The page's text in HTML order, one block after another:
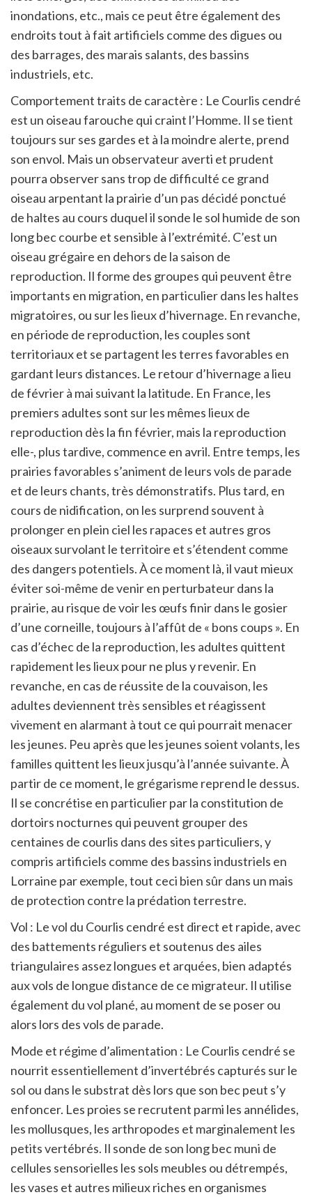
inondations, etc., mais ce peut être également des
endroits tout à fait artificiels comme des digues ou
des barrages, des marais salants, des bassins
industriels, etc.
Comportement traits de caractère : Le Courlis cendré
est un oiseau farouche qui craint l’Homme. Il se tient
toujours sur ses gardes et à la moindre alerte, prend
son envol. Mais un observateur averti et prudent
pourra observer sans trop de difficulté ce grand
oiseau arpentant la prairie d’un pas décidé ponctué
de haltes au cours duquel il sonde le sol humide de son
long bec courbe et sensible à l’extrémité. C’est un
oiseau grégaire en dehors de la saison de
reproduction. Il forme des groupes qui peuvent être
importants en migration, en particulier dans les haltes
migratoires, ou sur les lieux d’hivernage. En revanche,
en période de reproduction, les couples sont
territoriaux et se partagent les terres favorables en
gardant leurs distances. Le retour d’hivernage a lieu
de février à mai suivant la latitude. En France, les
premiers adultes sont sur les mêmes lieux de
reproduction dès la fin février, mais la reproduction
elle-, plus tardive, commence en avril. Entre temps, les
prairies favorables s’animent de leurs vols de parade
et de leurs chants, très démonstratifs. Plus tard, en
cours de nidification, on les surprend souvent à
prolonger en plein ciel les rapaces et autres gros
oiseaux survolant le territoire et s’étendent comme
des dangers potentiels. À ce moment là, il vaut mieux
éviter soi-même de venir en perturbateur dans la
prairie, au risque de voir les œufs finir dans le gosier
d’une corneille, toujours à l’affût de « bons coups ». En
cas d’échec de la reproduction, les adultes quittent
rapidement les lieux pour ne plus y revenir. En
revanche, en cas de réussite de la couvaison, les
adultes deviennent très sensibles et réagissent
vivement en alarmant à tout ce qui pourrait menacer
les jeunes. Peu après que les jeunes soient volants, les
familles quittent les lieux jusqu’à l’année suivante. À
partir de ce moment, le grégarisme reprend le dessus.
Il se concrétise en particulier par la constitution de
dortoirs nocturnes qui peuvent grouper des
centaines de courlis dans des sites particuliers, y
compris artificiels comme des bassins industriels en
Lorraine par exemple, tout ceci bien sûr dans un mais
de protection contre la prédation terrestre.
Vol : Le vol du Courlis cendré est direct et rapide, avec
des battements réguliers et soutenus des ailes
triangulaires assez longues et arquées, bien adaptés
aux vols de longue distance de ce migrateur. Il utilise
également du vol plané, au moment de se poser ou
alors lors des vols de parade.
Mode et régime d’alimentation : Le Courlis cendré se
nourrit essentiellement d’invertébrés capturés sur le
sol ou dans le substrat dès lors que son bec peut s’y
enfoncer. Les proies se recrutent parmi les annélides,
les mollusques, les arthropodes et marginalement les
petits vertébrés. Il sonde de son long bec muni de
cellules sensorielles les sols meubles ou détrempés,
les vases et autres milieux riches en organismes